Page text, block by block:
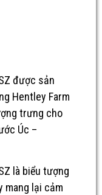
được sản
Hentley Farm
trưng cho
Úc –
là biểu tượng
mang lại cảm